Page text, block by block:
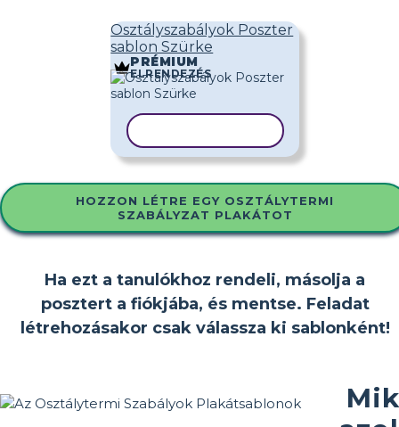
Osztályszabályok Poszter
sablon Szürke
PRÉMIUM
ELRENDEZÉS
HOZZON LÉTRE EGY OSZTÁLYTERMI
SZABÁLYZAT PLAKÁTOT
Ha ezt a tanulókhoz rendeli, másolja a
posztert a fiókjába, és mentse. Feladat
létrehozásakor csak válassza ki sablonként!
Mik